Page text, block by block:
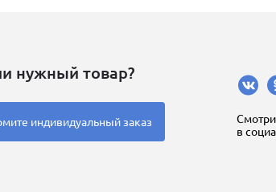
нужный товар?
индивидуальный заказ
в